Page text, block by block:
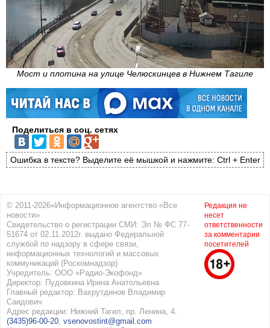
Мост и плотина на улице Челюскинцев в Нижнем Тагиле
Поделиться в соц. сетях
Ошибка в тексте? Выделите её мышкой и нажмите: Ctrl + Enter
© 2011-2026«Информационное агентство «Все
новости»
Свидетельство о регистрации СМИ: Эл № ФС 77-
51674 от 02.11.2012г. выдано Федеральной
службой по надзору в сфере связи,
информационных технологий и массовых
коммуникаций (Роскомнадзор)
Учредитель: ООО «Радио-Экофонд»
Директор: Пудовкина Ирина Анатольевна
Главный редактор: Вахрутдинов Владимир
Саидович
Адрес редакции: Нижний Тагил, пр. Ленина, 4.
(3435)96-00-20, vsenovostint@gmail.com
Редакция не
несет
ответственности
за комментарии
посетителей